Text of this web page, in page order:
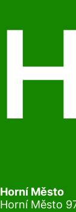
Horní Město
Horní Město